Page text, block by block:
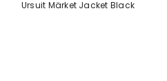
Ursuit Märket Jacket Black